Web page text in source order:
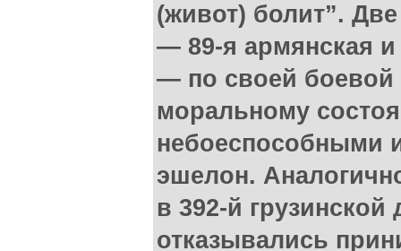
(живот) болит”.
— 89-я армянская и
— по своей боевой
моральному
небоеспособными
эшелон.
в 392-й
отказывались